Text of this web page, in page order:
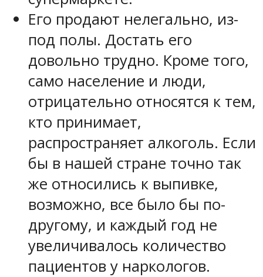
Его продают нелегально, из-
под полы. Достать его
довольно трудно. Кроме того,
само население и люди,
отрицательно относятся к тем,
кто принимает,
распространяет алкоголь. Если
бы в нашей стране точно так
же относились к выпивке,
возможно, все было бы по-
другому, и каждый год не
увеличивалось количество
пациентов у наркологов.